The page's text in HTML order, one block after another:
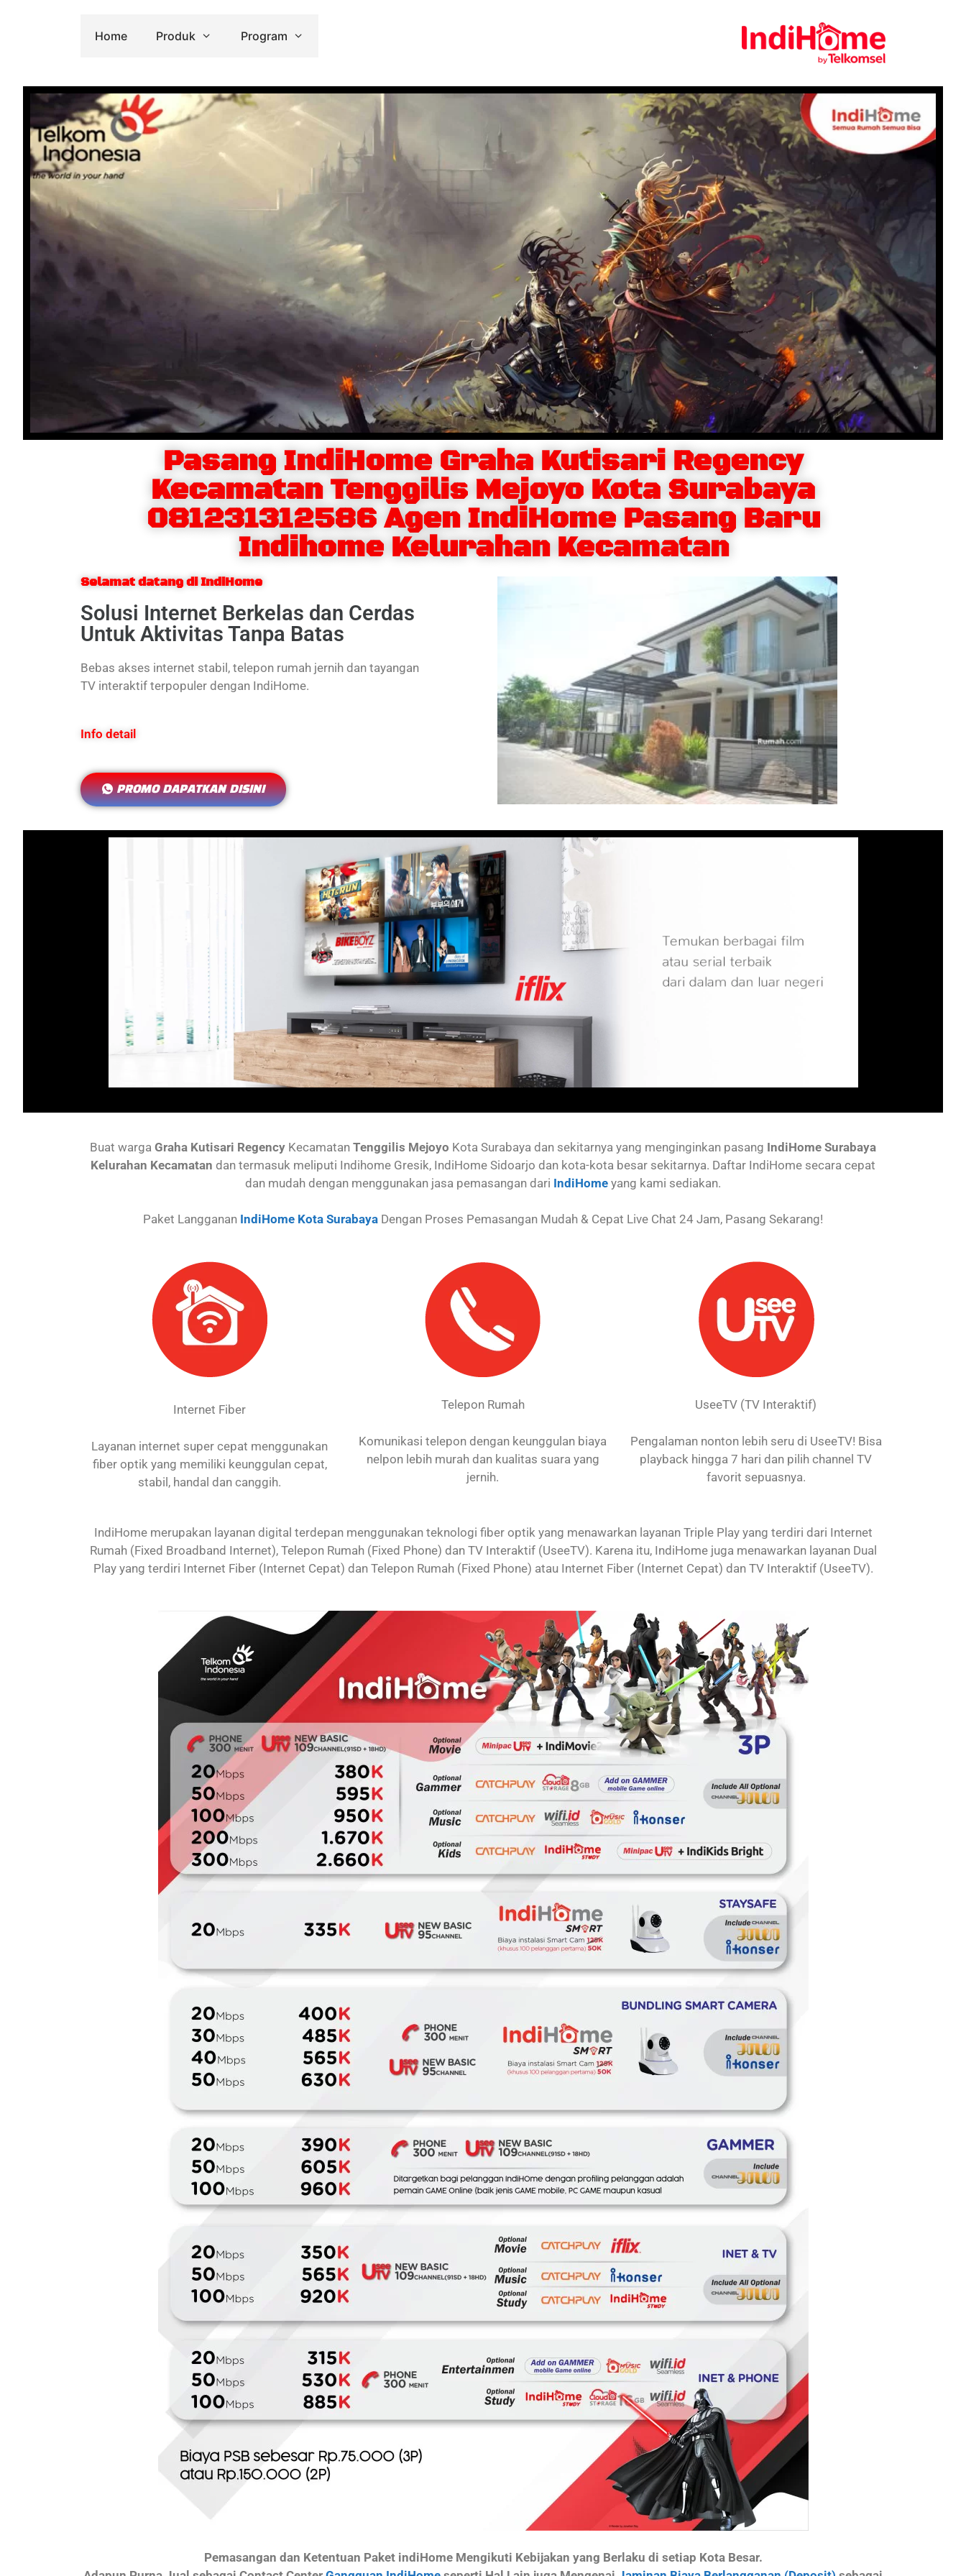
Home Produk Program
Pasang IndiHome Graha Kutisari Regency
Kecamatan Tenggilis Mejoyo Kota Surabaya
081231312586 Agen IndiHome Pasang Baru
Indihome Kelurahan Kecamatan
Selamat datang di IndiHome
Solusi Internet Berkelas dan Cerdas
Untuk Aktivitas Tanpa Batas
Bebas akses internet stabil, telepon rumah jernih dan tayangan
TV interaktif terpopuler dengan IndiHome.
Info detail
PROMO DAPATKAN DISINI
Buat warga Graha Kutisari Regency Kecamatan Tenggilis Mejoyo Kota Surabaya dan sekitarnya yang menginginkan pasang IndiHome Surabaya
Kelurahan Kecamatan dan termasuk meliputi Indihome Gresik, IndiHome Sidoarjo dan kota-kota besar sekitarnya. Daftar IndiHome secara cepat
dan mudah dengan menggunakan jasa pemasangan dari IndiHome yang kami sediakan.
Paket Langganan IndiHome Kota Surabaya Dengan Proses Pemasangan Mudah & Cepat Live Chat 24 Jam, Pasang Sekarang!
Internet Fiber
Layanan internet super cepat menggunakan
fiber optik yang memiliki keunggulan cepat,
stabil, handal dan canggih.
Telepon Rumah
Komunikasi telepon dengan keunggulan biaya
nelpon lebih murah dan kualitas suara yang
jernih.
UseeTV (TV Interaktif)
Pengalaman nonton lebih seru di UseeTV! Bisa
playback hingga 7 hari dan pilih channel TV
favorit sepuasnya.
IndiHome merupakan layanan digital terdepan menggunakan teknologi fiber optik yang menawarkan layanan Triple Play yang terdiri dari Internet
Rumah (Fixed Broadband Internet), Telepon Rumah (Fixed Phone) dan TV Interaktif (UseeTV). Karena itu, IndiHome juga menawarkan layanan Dual
Play yang terdiri Internet Fiber (Internet Cepat) dan Telepon Rumah (Fixed Phone) atau Internet Fiber (Internet Cepat) dan TV Interaktif (UseeTV).
Pemasangan dan Ketentuan Paket indiHome Mengikuti Kebijakan yang Berlaku di setiap Kota Besar.